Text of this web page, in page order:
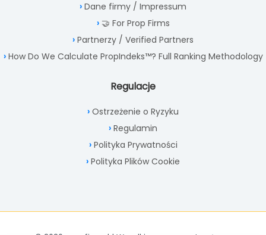
Dane firmy / Impressum
🤝 For Prop Firms
Partnerzy / Verified Partners
How Do We Calculate PropIndeks™? Full Ranking Methodology
Regulacje
Ostrzeżenie o Ryzyku
Regulamin
Polityka Prywatności
Polityka Plików Cookie